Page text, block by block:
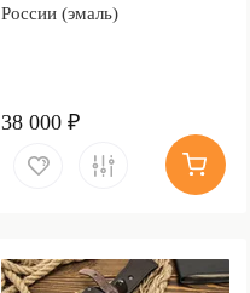
России (эмаль)
38 000 ₽